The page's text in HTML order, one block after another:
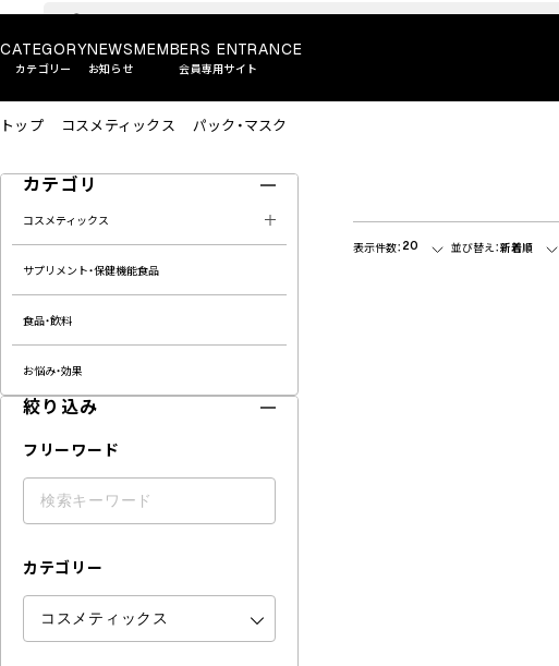
CATEGORY
カテゴリー
NEWS
お知らせ
MEMBERS ENTRANCE
会員専用サイト
トップ コスメティックス パック・マスク
カテゴリ
コスメティックス
サプリメント・保健機能食品
食品・飲料
お悩み・効果
絞り込み
フリーワード
カテゴリー
表示件数： 20 並び替え：新着順